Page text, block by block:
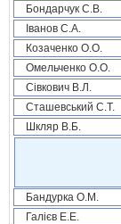
Бондарчук С.В.
Іванов С.А.
Козаченко О.О.
Омельченко О.О.
Сівкович В.Л.
Сташевський С.Т.
Шкляр В.Б.
Бандурка О.М.
Галієв Е.Е.